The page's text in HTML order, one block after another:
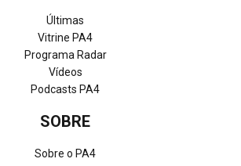
Últimas
Vitrine PA4
Programa Radar
Vídeos
Podcasts PA4
SOBRE
Sobre o PA4